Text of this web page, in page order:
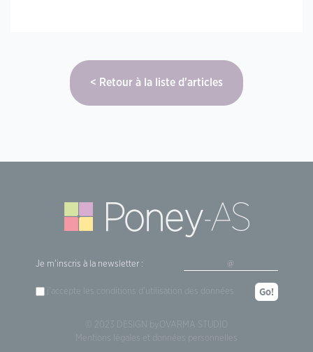
Retour à la liste d'articles
OVARMA STUDIO
Mentions légales et données personnelles
Je m'inscris à la newsletter :
j'accepte les conditions d'utilisation des données Go!